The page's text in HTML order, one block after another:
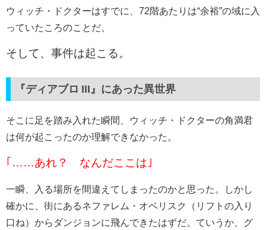
ウィッチ・ドクターはすでに、72階あたりは“余裕”の域に入
っていたころのことだ。
そして、事件は起こる。
『ディアブロ III』にあった異世界
そこに足を踏み入れた瞬間、ウィッチ・ドクターの角満君
は何が起こったのか理解できなかった。
｢……あれ？ なんだここは｣
一瞬、入る場所を間違えてしまったのかと思った。しかし
確かに、街にあるネファレム・オベリスク（リフトの入り
口ね）からダンジョンに飛んできたはずだ。ていうか、グ